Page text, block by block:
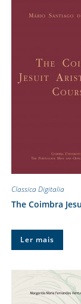
Classica Digitalia
The Coimbra
Ler mais